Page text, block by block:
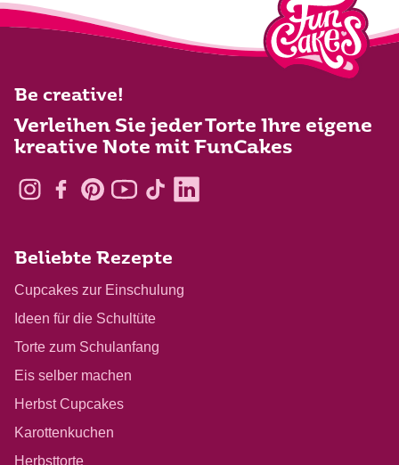
Be creative!
Verleihen Sie jeder Torte Ihre eigene
kreative Note mit FunCakes
Beliebte Rezepte
Cupcakes zur Einschulung
Ideen für die Schultüte
Torte zum Schulanfang
Eis selber machen
Herbst Cupcakes
Karottenkuchen
Herbsttorte